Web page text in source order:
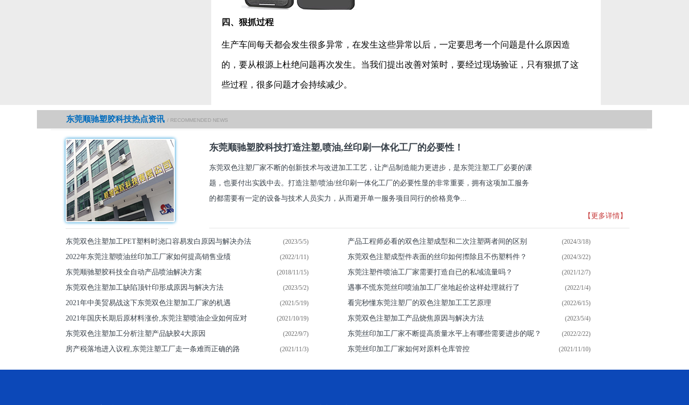
四、狠抓过程
生产车间每天都会发生很多异常，在发生这些异常以后，一定要思考一个问题是什么原因造
的，要从根源上杜绝问题再次发生。当我们提出改善对策时，要经过现场验证，只有狠抓了这
些过程，很多问题才会持续减少。
东莞顺驰塑胶科技热点资讯 / RECOMMENDED NEWS
东莞顺驰塑胶科技打造注塑,喷油,丝印刷一体化工厂的必要性！
东莞双色注塑厂家不断的创新技术与改进加工工艺，让产品制造能力更进步，是东莞注塑工厂必要的课
题，也要付出实践中去。打造注塑/喷油/丝印刷一体化工厂的必要性显的非常重要，拥有这项加工服务
的都需要有一定的设备与技术人员实力，从而避开单一服务项目同行的价格竟争...
【更多详情】
(2023/5/5)
东莞双色注塑加工PET塑料时浇口容易发白原因与解决办法 (2024/3/18)
产品工程师必看的双色注塑成型和二次注塑两者间的区别
(2022/1/11)
2022年东莞注塑喷油丝印加工厂家如何提高销售业绩 (2024/3/22)
东莞双色注塑成型件表面的丝印如何摖除且不伤塑料件？
(2018/11/15)
东莞顺驰塑胶科技全自动产品喷油解决方案 (2021/12/7)
东莞注塑件喷油​工厂家需要打造自已的私域流量吗？
(2023/5/2)
东莞双色注塑加工缺陷顶针印形成原因与解决方法 (2022/1/4)
遇事不慌东莞丝印喷油加工厂坐地起价这样处理就行了
(2021/5/19)
2021年中美贸易战这下东莞双色注塑加工厂家的机遇 (2022/6/15)
看完秒懂东莞注塑厂的双色注塑加工工艺原理
(2021/10/19)
2021年国庆长期后原材料涨价,东莞注塑喷油企业如何应对 (2023/5/4)
东莞双色注塑加工产品烧焦原因与解决方法
(2022/9/7)
东莞双色注塑加工分析注塑产品缺胶4大原因 (2022/2/22)
东莞丝印加工厂家不断提高质量水平上有哪些需要进步的呢？
(2021/11/3)
房产税落地进入议程,东莞注塑工厂走一条难而正确的路 (2021/11/10)
东莞丝印加工厂家如何对原料仓库管控